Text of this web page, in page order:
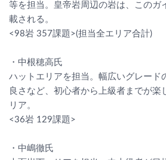
等を担当。皇帝岩周辺の岩は、このガ
載される。
<98岩 357課題>(担当全エリア合計)
・中根穂高氏
ハットエリアを担当。幅広いグレード
良さなど、初心者から上級者までが楽
リア。
<36岩 129課題>
・中嶋徹氏